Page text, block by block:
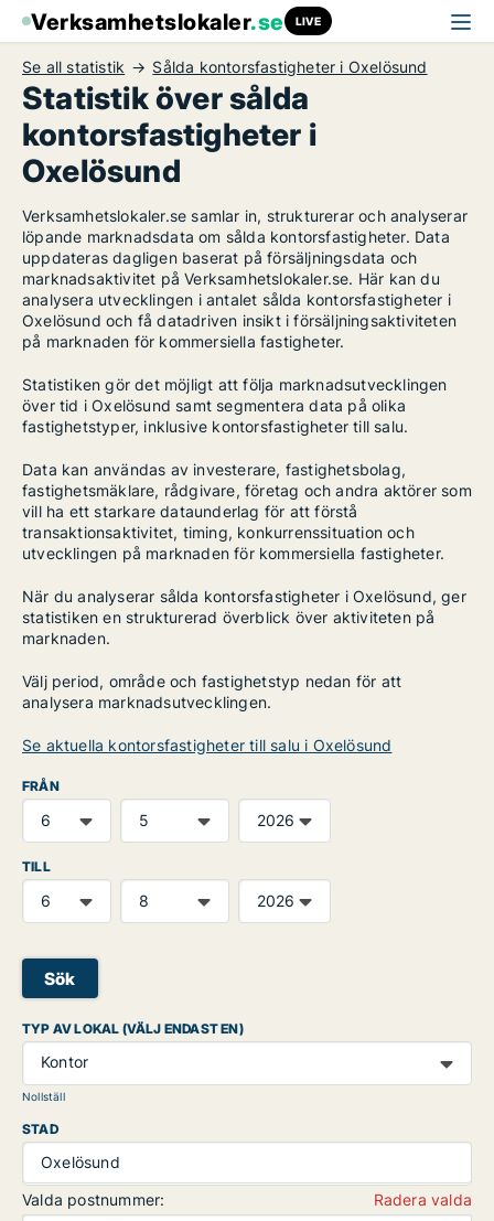
Verksamhetslokaler.se LIVE
Se all statistik Sålda kontorsfastigheter i Oxelösund
Statistik över sålda
kontorsfastigheter i
Oxelösund
Verksamhetslokaler.se samlar in, strukturerar och analyserar
löpande marknadsdata om sålda kontorsfastigheter. Data
uppdateras dagligen baserat på försäljningsdata och
marknadsaktivitet på Verksamhetslokaler.se. Här kan du
analysera utvecklingen i antalet sålda kontorsfastigheter i
Oxelösund och få datadriven insikt i försäljningsaktiviteten
på marknaden för kommersiella fastigheter.
Statistiken gör det möjligt att följa marknadsutvecklingen
över tid i Oxelösund samt segmentera data på olika
fastighetstyper, inklusive kontorsfastigheter till salu.
Data kan användas av investerare, fastighetsbolag,
fastighetsmäklare, rådgivare, företag och andra aktörer som
vill ha ett starkare dataunderlag för att förstå
transaktionsaktivitet, timing, konkurrenssituation och
utvecklingen på marknaden för kommersiella fastigheter.
När du analyserar sålda kontorsfastigheter i Oxelösund, ger
statistiken en strukturerad överblick över aktiviteten på
marknaden.
Välj period, område och fastighetstyp nedan för att
analysera marknadsutvecklingen.
Se aktuella kontorsfastigheter till salu i Oxelösund
FRÅN
TILL
Sök
TYP AV LOKAL (VÄLJ ENDAST EN)
Kontor
Nollställ
STAD
Oxelösund
Valda postnummer:
Radera valda